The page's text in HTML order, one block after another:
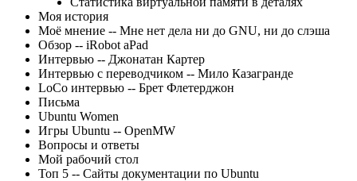
Моя история
Моё мнение -- Мне нет дела ни до GNU, ни до слэша
Обзор -- iRobot aPad
Интервью -- Джонатан Картер
Интервью с переводчиком -- Мило Казагранде
LoCo интервью -- Брет Флетерджон
Письма
Ubuntu Women
Игры Ubuntu -- OpenMW
Вопросы и ответы
Мой рабочий стол
Топ 5 -- Сайты документации по Ubuntu